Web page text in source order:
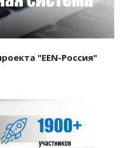
"EEN-Россия"